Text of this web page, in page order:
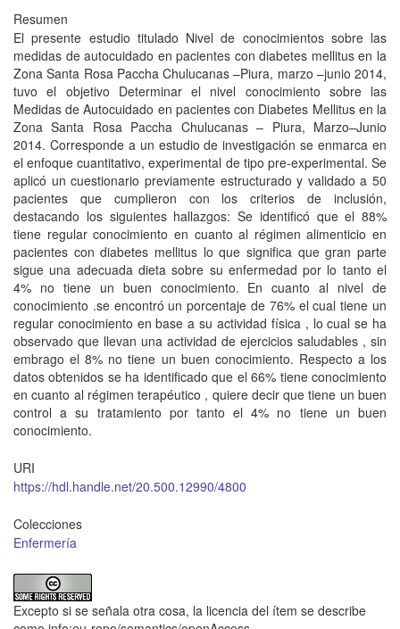
Resumen
El presente estudio titulado Nivel de conocimientos sobre las
medidas de autocuidado en pacientes con diabetes mellitus en la
Zona Santa Rosa Paccha Chulucanas –Piura, marzo –junio 2014,
tuvo el objetivo Determinar el nivel conocimiento sobre las
Medidas de Autocuidado en pacientes con Diabetes Mellitus en la
Zona Santa Rosa Paccha Chulucanas – Piura, Marzo–Junio
2014. Corresponde a un estudio de investigación se enmarca en
el enfoque cuantitativo, experimental de tipo pre-experimental. Se
aplicó un cuestionario previamente estructurado y validado a 50
pacientes que cumplieron con los criterios de inclusión,
destacando los siguientes hallazgos: Se identificó que el 88%
tiene regular conocimiento en cuanto al régimen alimenticio en
pacientes con diabetes mellitus lo que significa que gran parte
sigue una adecuada dieta sobre su enfermedad por lo tanto el
4% no tiene un buen conocimiento. En cuanto al nivel de
conocimiento .se encontró un porcentaje de 76% el cual tiene un
regular conocimiento en base a su actividad física , lo cual se ha
observado que llevan una actividad de ejercicios saludables , sin
embrago el 8% no tiene un buen conocimiento. Respecto a los
datos obtenidos se ha identificado que el 66% tiene conocimiento
en cuanto al régimen terapéutico , quiere decir que tiene un buen
control a su tratamiento por tanto el 4% no tiene un buen
conocimiento.
URI
https://hdl.handle.net/20.500.12990/4800
Colecciones
Enfermería
Excepto si se señala otra cosa, la licencia del ítem se describe